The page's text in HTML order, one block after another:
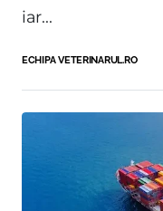
iar...
ECHIPA VETERINARUL.RO